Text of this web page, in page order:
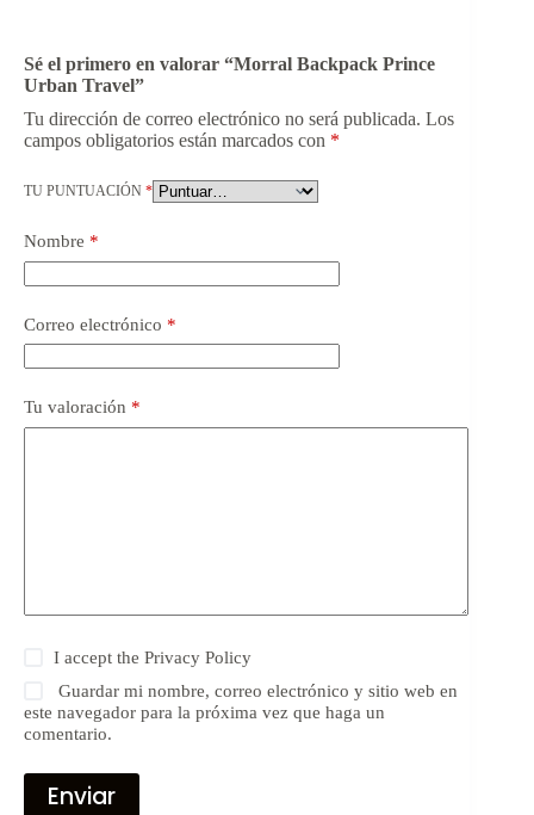
Sé el primero en valorar “Morral Backpack Prince
Urban Travel”
Tu dirección de correo electrónico no será publicada. Los
campos obligatorios están marcados con *
TU PUNTUACIÓN *
Nombre *
Correo electrónico *
Tu valoración *
I accept thePrivacy Policy
Guardar mi nombre, correo electrónico y sitio web en
este navegador para la próxima vez que haga un
comentario.
Enviar